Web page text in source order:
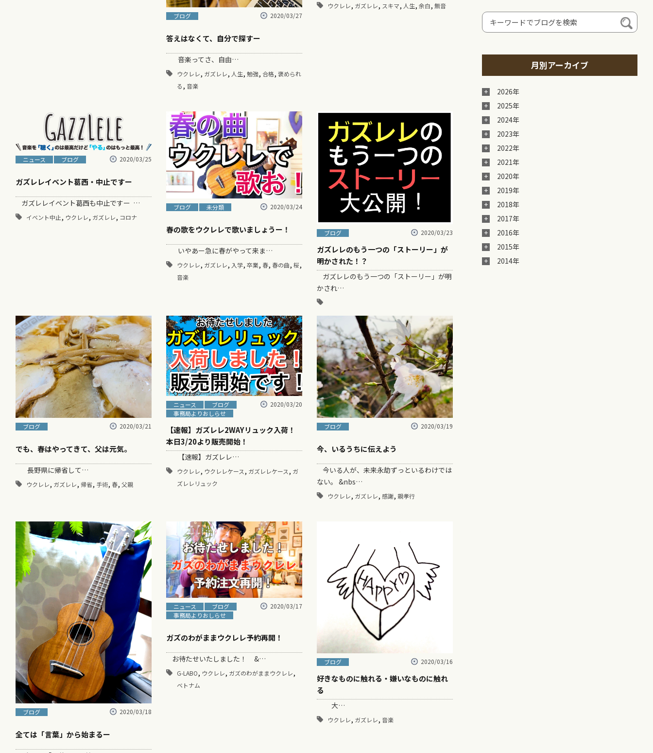
ブログ 2020/03/27
答えはなくて、自分で探すー
音楽ってさ、自由…
ウクレレ, ガズレレ, 人生, 勉強, 合格, 褒められ
る , 音楽
ウクレレ, ガズレレ, スキマ, 人生, 余白, 無音
ニュース ブログ 2020/03/25
ガズレレイベント葛西・中止ですー
ガズレレイベント葛西も中止ですー …
イベント中止, ウクレレ, ガズレレ, コロナ
ブログ 未分類 2020/03/24
春の歌をウクレレで歌いましょうー！
いやあー急に春がやって来ま…
ウクレレ, ガズレレ, 入学, 卒業, 春, 春の曲, 桜,
音楽
ブログ 2020/03/23
ガズレレのもう一つの「ストーリー」が
明かされた！？
ガズレレのもう一つの「ストーリー」が明
かされ…
ブログ 2020/03/21
でも、春はやってきて、父は元気。
長野県に帰省して…
ウクレレ, ガズレレ, 帰省, 手術, 春, 父親
ニュース
ブログ
事務局よりおしらせ
2020/03/20
【速報】ガズレレ2WAYリュック入荷！
本日3/20より販売開始！
【速報】ガズレレ…
ウクレレ, ウクレレケース, ガズレレケース, ガ
ズレレリュック
ブログ 2020/03/19
今、いるうちに伝えよう
今いる人が、未来永劫ずっといるわけでは
ない。 &nbs…
ウクレレ, ガズレレ, 感謝, 親孝行
ブログ 2020/03/18
全ては「言葉」から始まるー
ニュース
ブログ
事務局よりおしらせ
2020/03/17
ガズのわがままウクレレ予約再開！
お待たせいたしました！ &…
G-LABO, ウクレレ, ガズのわがままウクレレ,
ベトナム
ブログ 2020/03/16
好きなものに触れる・嫌いなものに触れ
る
大…
ウクレレ, ガズレレ, 音楽
月別アーカイブ
2026年
2025年
2024年
2023年
2022年
2021年
2020年
2019年
2018年
2017年
2016年
2015年
2014年